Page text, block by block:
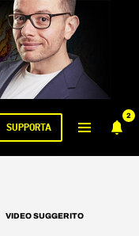
2
SUPPORTA
VIDEO SUGGERITO